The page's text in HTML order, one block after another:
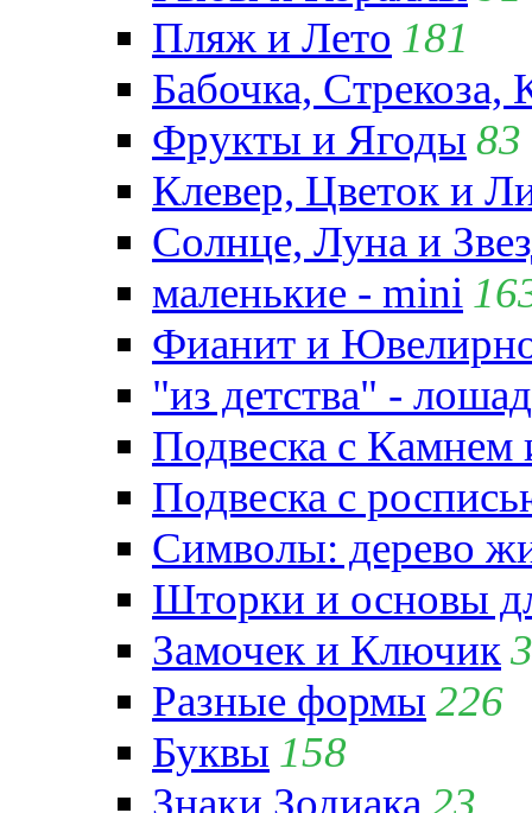
Пляж и Лето 181
Бабочка,
Фрукты и Ягоды 83
Клевер, Цветок и
Солнце, Луна и
маленькие - mini
Фианит и
"из детства" -
Подвеска с
Подвеска с
Символы: дерево
Шторки и основы
Замочек и Ключик
Разные формы 226
Буквы 158
Знаки Зодиака 23